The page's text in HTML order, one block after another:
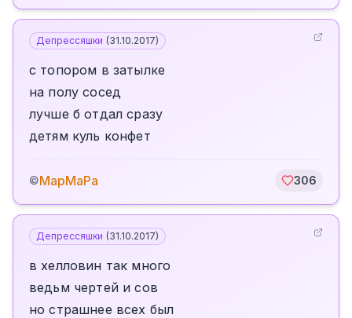
Депрессяшки (31.10.2017)
с топором в затылке
на полу сосед
лучше б отдал сразу
детям куль конфет
©МарМаРа 306
Депрессяшки (31.10.2017)
в хелловин так много
ведьм чертей и сов
но страшнее всех был